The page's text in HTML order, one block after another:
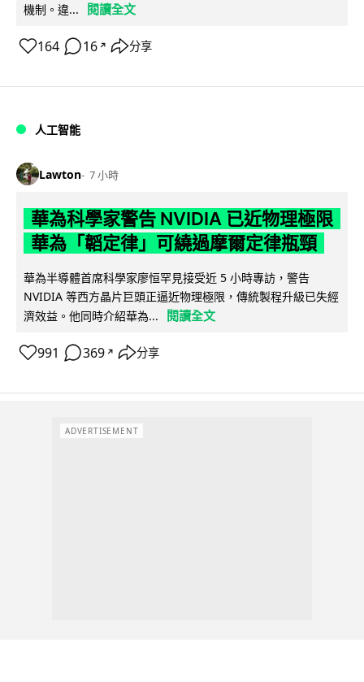
機制。違...
閱讀全文
164 16 ↗ 分享
人工智能
Lawton 7 小時
華為科學家警告 NVIDIA 已近物理極限
華為「韜定律」可繞過摩爾定律瓶頸
華為半導體首席科學家廖恒罕見接受近 5 小時專訪，警告
NVIDIA 等西方晶片巨頭正逼近物理極限，傳統製程升級已失經
濟效益。他同時介紹華為...
閱讀全文
991 369 ↗ 分享
ADVERTISEMENT